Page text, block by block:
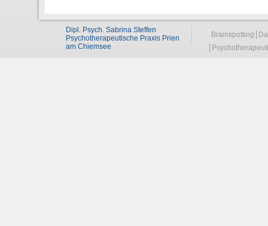
Dipl. Psych. Sabrina Steffen
Psychotherapeutische Praxis Prien
am Chiemsee
Brainspotting